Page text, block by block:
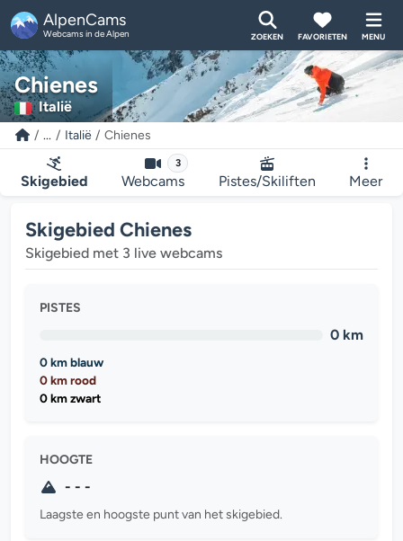
AlpenCams
Webcams in de Alpen ZOEKEN FAVORIETEN MENU
Chienes
Italië
... Italië Chienes
Skigebied
3
Webcams Pistes/Skiliften Meer
Skigebied Chienes
Skigebied met 3 live webcams
PISTES
0 km
0 km blauw
0 km rood
0 km zwart
HOOGTE
- - -
Laagste en hoogste punt van het skigebied.